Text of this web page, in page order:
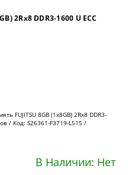
2Rx8 DDR3-1600 U ECC
FUJITSU 8GB (1x8GB) 2Rx8 DDR3-
/ Код: S26361-F3719-L515 /
В Наличии: Нет